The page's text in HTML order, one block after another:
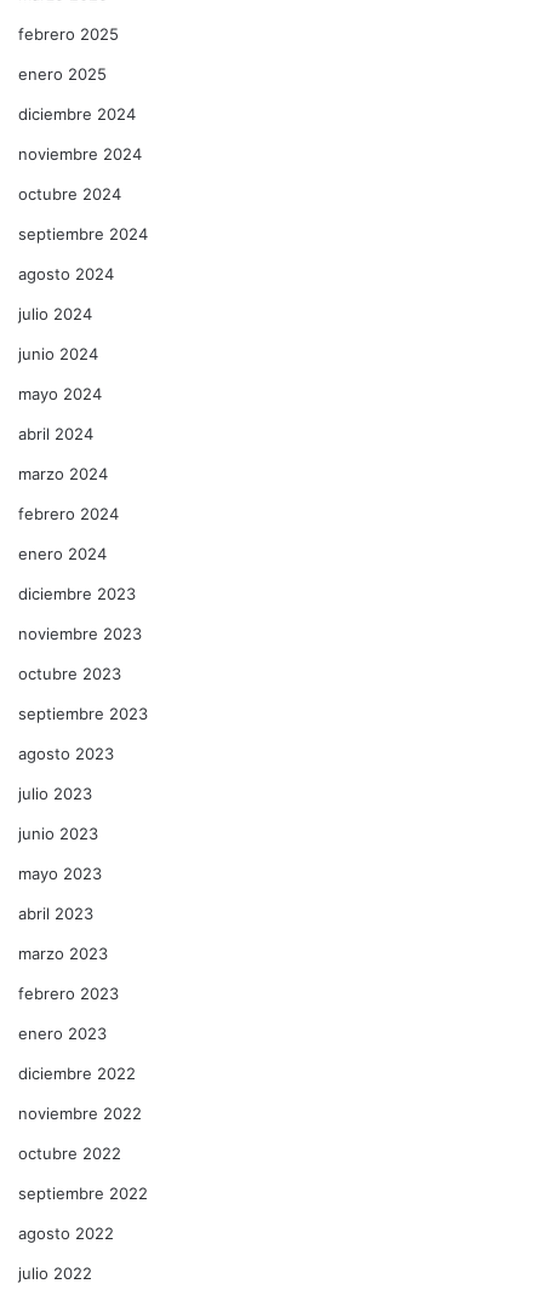
febrero 2025
enero 2025
diciembre 2024
noviembre 2024
octubre 2024
septiembre 2024
agosto 2024
julio 2024
junio 2024
mayo 2024
abril 2024
marzo 2024
febrero 2024
enero 2024
diciembre 2023
noviembre 2023
octubre 2023
septiembre 2023
agosto 2023
julio 2023
junio 2023
mayo 2023
abril 2023
marzo 2023
febrero 2023
enero 2023
diciembre 2022
noviembre 2022
octubre 2022
septiembre 2022
agosto 2022
julio 2022